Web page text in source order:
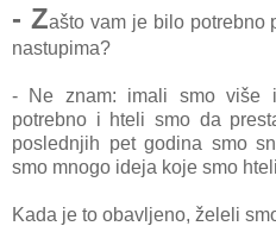
- Zašto vam je bilo potrebno
nastupima?
- Ne znam: imali smo više
potrebno i hteli smo da
poslednjih pet godina smo
smo mnogo ideja koje smo
Kada je to obavljeno, želeli